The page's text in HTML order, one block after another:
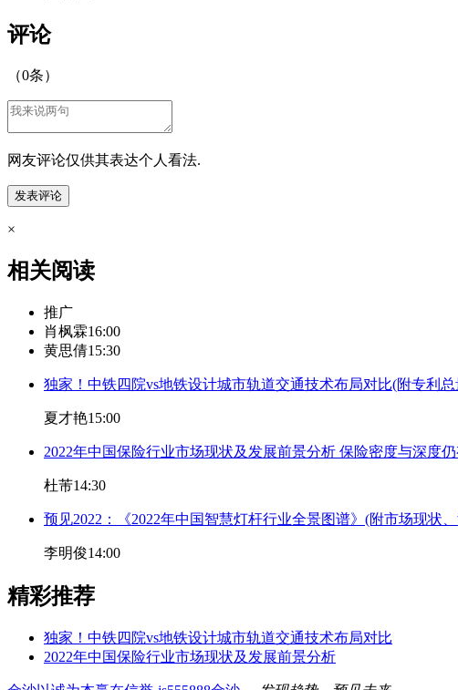
评论
（0条）
网友评论仅供其表达个人看法.
×
相关阅读
推广
肖枫霖16:00
黄思倩15:30
独家！中铁四院vs地铁设计城市轨道交通技术布局对比(附专利
夏才艳15:00
2022年中国保险行业市场现状及发展前景分析 保险密度与深度仍
杜芾14:30
预见2022：《2022年中国智慧灯杆行业全景图谱》(附市场现状
李明俊14:00
精彩推荐
独家！中铁四院vs地铁设计城市轨道交通技术布局对比
2022年中国保险行业市场现状及发展前景分析